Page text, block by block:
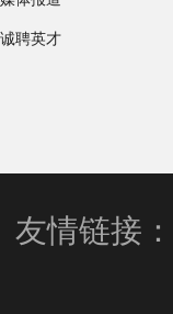
诚聘英才
友情链接：